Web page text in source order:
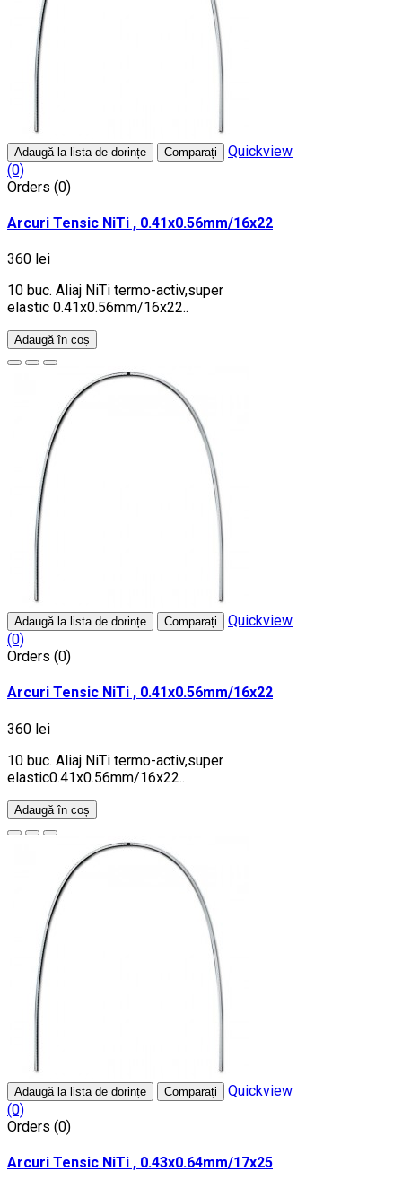
Adaugă la lista de dorințe Comparați
Quickview
(0)
Orders (0)
Arcuri Tensic NiTi , 0.41x0.56mm/16x22
360 lei
10 buc. Aliaj NiTi termo-activ,super
elastic 0.41x0.56mm/16x22..
Adaugă în coș
Adaugă la lista de dorințe Comparați
Quickview
(0)
Orders (0)
Arcuri Tensic NiTi , 0.41x0.56mm/16x22
360 lei
10 buc. Aliaj NiTi termo-activ,super
elastic0.41x0.56mm/16x22..
Adaugă în coș
Adaugă la lista de dorințe Comparați
Quickview
(0)
Orders (0)
Arcuri Tensic NiTi , 0.43x0.64mm/17x25